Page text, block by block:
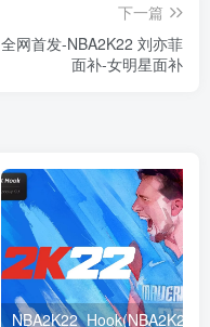
下一篇
全网首发-NBA2K22 刘亦菲
面补-女明星面补